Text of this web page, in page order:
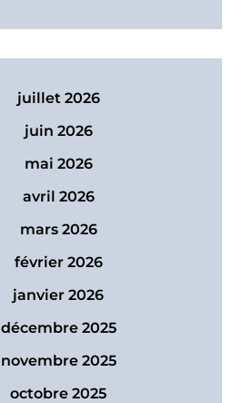
juillet 2026
juin 2026
mai 2026
avril 2026
mars 2026
février 2026
janvier 2026
décembre 2025
novembre 2025
octobre 2025